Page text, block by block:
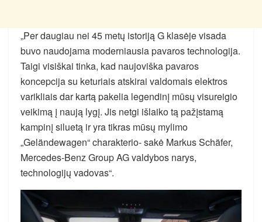
„Per daugiau nei 45 metų istoriją G klasėje visada
buvo naudojama moderniausia pavaros technologija.
Taigi visiškai tinka, kad naujoviška pavaros
koncepcija su keturiais atskirai valdomais elektros
varikliais dar kartą pakelia legendinį mūsų visureigio
veikimą į naują lygį. Jis netgi išlaiko tą pažįstamą
kampinį siluetą ir yra tikras mūsų mylimo
„Geländewagen“ charakterio- sakė Markus Schäfer,
Mercedes-Benz Group AG valdybos narys,
technologijų vadovas“.